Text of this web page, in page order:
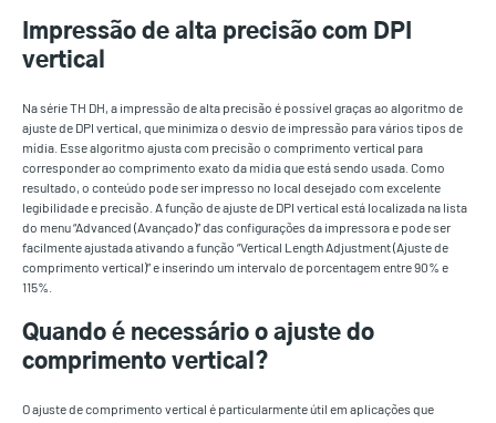
Impressão de alta precisão com DPI
vertical
Na série TH DH, a impressão de alta precisão é possível graças ao algoritmo de
ajuste de DPI vertical, que minimiza o desvio de impressão para vários tipos de
mídia. Esse algoritmo ajusta com precisão o comprimento vertical para
corresponder ao comprimento exato da mídia que está sendo usada. Como
resultado, o conteúdo pode ser impresso no local desejado com excelente
legibilidade e precisão. A função de ajuste de DPI vertical está localizada na lista
do menu “Advanced (Avançado)” das configurações da impressora e pode ser
facilmente ajustada ativando a função “Vertical Length Adjustment (Ajuste de
comprimento vertical)” e inserindo um intervalo de porcentagem entre 90% e
115%.
Quando é necessário o ajuste do
comprimento vertical?
O ajuste de comprimento vertical é particularmente útil em aplicações que